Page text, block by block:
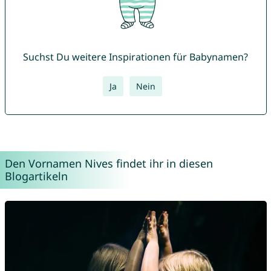
Suchst Du weitere Inspirationen für Babynamen?
Ja Nein
Den Vornamen Nives findet ihr in diesen
Blogartikeln